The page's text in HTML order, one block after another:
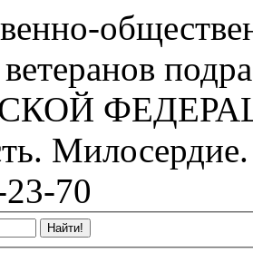
70